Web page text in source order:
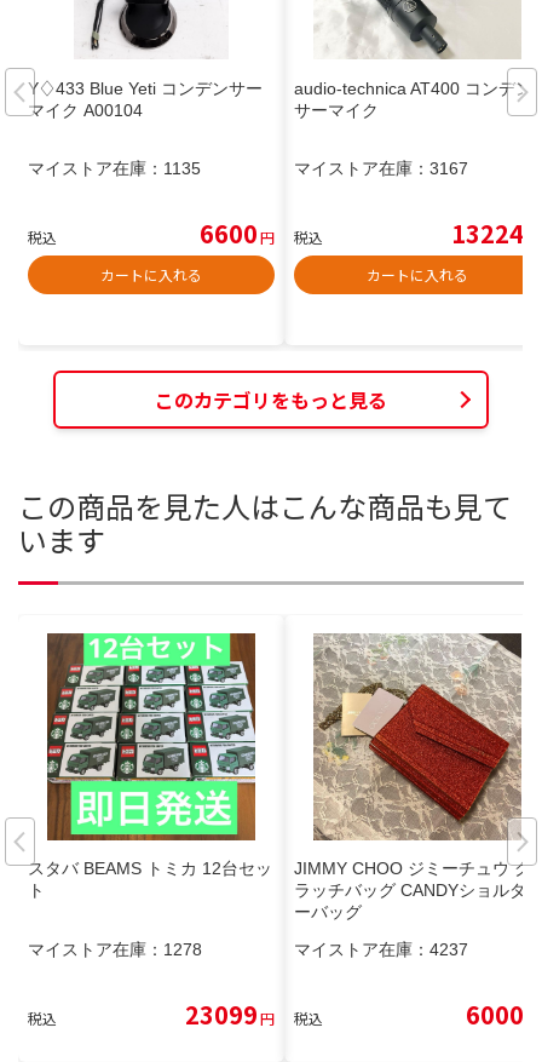
Y♢433 Blue Yeti コンデンサー
マイク A00104
マイストア在庫： 1135
税込 6600円
カートに入れる
audio-technica AT400 コンデン
サーマイク
マイストア在庫： 3167
税込 13224
カートに入れる
このカテゴリをもっと見る
この商品を見た人はこんな商品も見て
います
スタバ BEAMS トミカ 12台セッ
ト
マイストア在庫： 1278
税込 23099円
JIMMY CHOO ジミーチュウ ク
ラッチバッグ CANDYショルダ
ーバッグ
マイストア在庫： 4237
税込 6000